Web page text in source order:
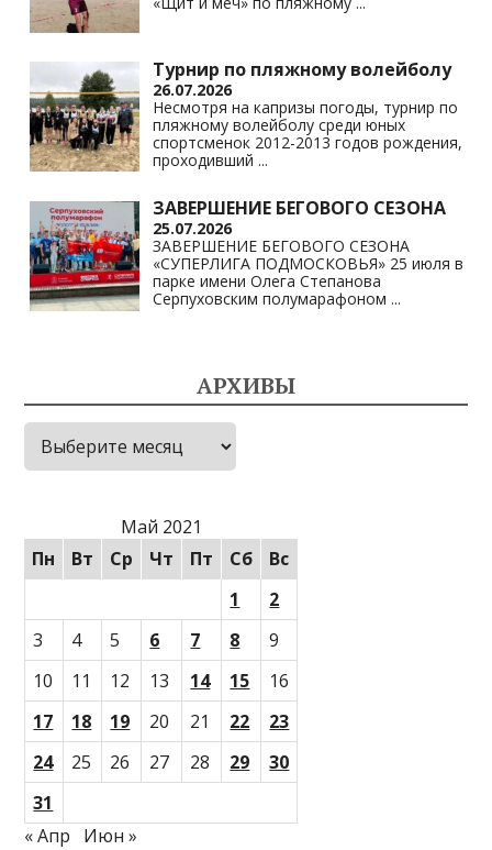
Турнир по пляжному волейболу
26.07.2026
Несмотря на капризы погоды, турнир по
пляжному волейболу среди юных
спортсменок 2012-2013 годов рождения,
проходивший ...
ЗАВЕРШЕНИЕ БЕГОВОГО СЕЗОНА
25.07.2026
ЗАВЕРШЕНИЕ БЕГОВОГО СЕЗОНА
«СУПЕРЛИГА ПОДМОСКОВЬЯ» 25 июля в
парке имени Олега Степанова
Серпуховским полумарафоном ...
АРХИВЫ
Архивы
Май 2021
Пн
Вт Ср Чт Пт Сб
Вс
1
2
3
4 5 6 7 8
9
10
11 12 13 14 15
16
17
18 19 20 21 22
23
24
25 26 27 28 29
30
31
« Апр
Июн »